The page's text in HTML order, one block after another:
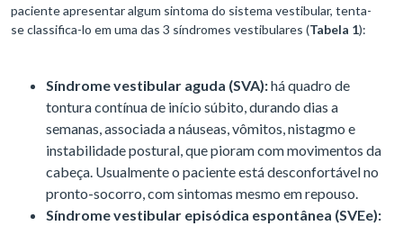
paciente apresentar algum sintoma do sistema vestibular, tenta-
se classifica-lo em uma das 3 síndromes vestibulares (Tabela 1):
Síndrome vestibular aguda (SVA):há quadro de
tontura contínua de início súbito, durando dias a
semanas, associada a náuseas, vômitos, nistagmo e
instabilidade postural, que pioram com movimentos da
cabeça. Usualmente o paciente está desconfortável no
pronto-socorro, com sintomas mesmo em repouso.
Síndrome vestibular episódica espontânea (SVEe):